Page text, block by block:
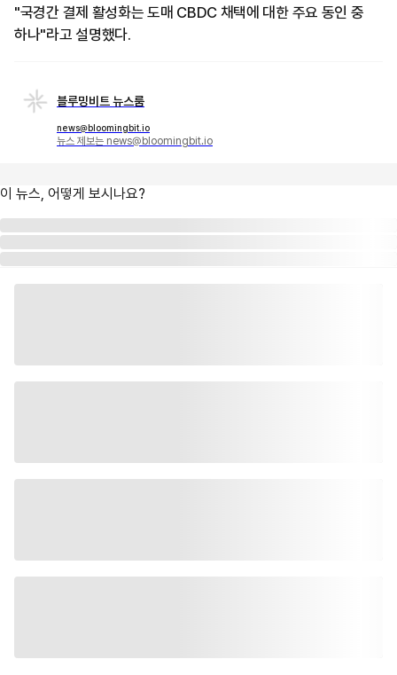
"국경간 결제 활성화는 도매 CBDC 채택에 대한 주요 동인 중
하나"라고 설명했다.
블루밍비트 뉴스룸
news@bloomingbit.io
뉴스 제보는 news@bloomingbit.io
이 뉴스, 어떻게 보시나요?